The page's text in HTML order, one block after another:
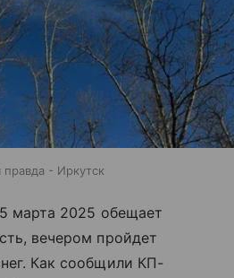
- Иркутск
марта 2025 обещает
вечером пройдет
Как сообщили КП-